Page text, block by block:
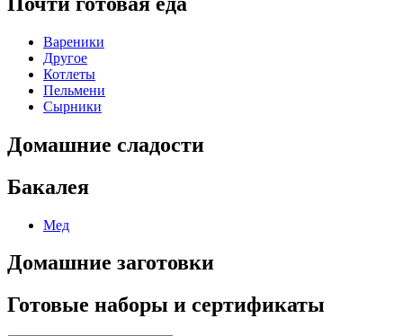
Вареники
Другое
Котлеты
Пельмени
Сырники
Домашние сладости
Бакалея
Мед
Домашние заготовки
Готовые наборы и сертификаты